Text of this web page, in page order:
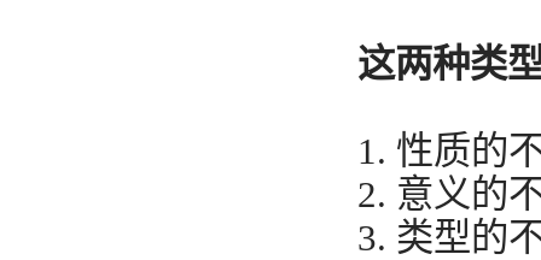
这两种类
1. 性质的
2. 意义的
3. 类型的